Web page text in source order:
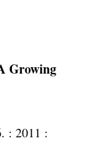
Growing
: 2011 :